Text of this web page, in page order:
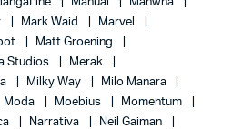
Mark Waid
Marvel
Matt Groening
Studios
Merak
Milky Way
Milo Manara
Moda Moebius
Momentum
Narrativa
Neil Gaiman